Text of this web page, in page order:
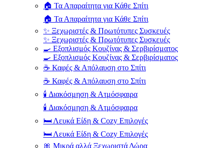
🏠 Τα Απαραίτητα για Κάθε Σπίτι
🏠 Τα Απαραίτητα για Κάθε Σπίτι
✨ Ξεχωριστές & Πρωτότυπες Συσκευές
✨ Ξεχωριστές & Πρωτότυπες Συσκευές
🍳 Εξοπλισμός Κουζίνας & Σερβιρίσματος
🍳 Εξοπλισμός Κουζίνας & Σερβιρίσματος
☕ Καφές & Απόλαυση στο Σπίτι
☕ Καφές & Απόλαυση στο Σπίτι
🕯️ Διακόσμηση & Ατμόσφαιρα
🕯️ Διακόσμηση & Ατμόσφαιρα
🛏️ Λευκά Είδη & Cozy Επιλογές
🛏️ Λευκά Είδη & Cozy Επιλογές
🎀 Μικρά αλλά Ξεχωριστά Δώρα